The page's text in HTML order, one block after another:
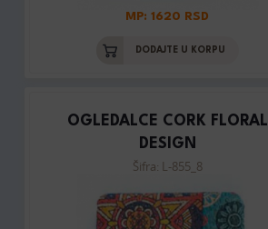
MP: 1620 RSD
DODAJTE U KORPU
OGLEDALCE CORK FLORAL
DESIGN
Šifra: L-855_8